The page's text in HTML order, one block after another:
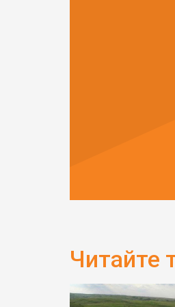
Читайте